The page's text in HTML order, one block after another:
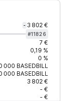
- 3 802 €
#11826
7 €
0,19 %
0 %
000 BASEDBILL
000 BASEDBILL
3 802 €
- €
- €